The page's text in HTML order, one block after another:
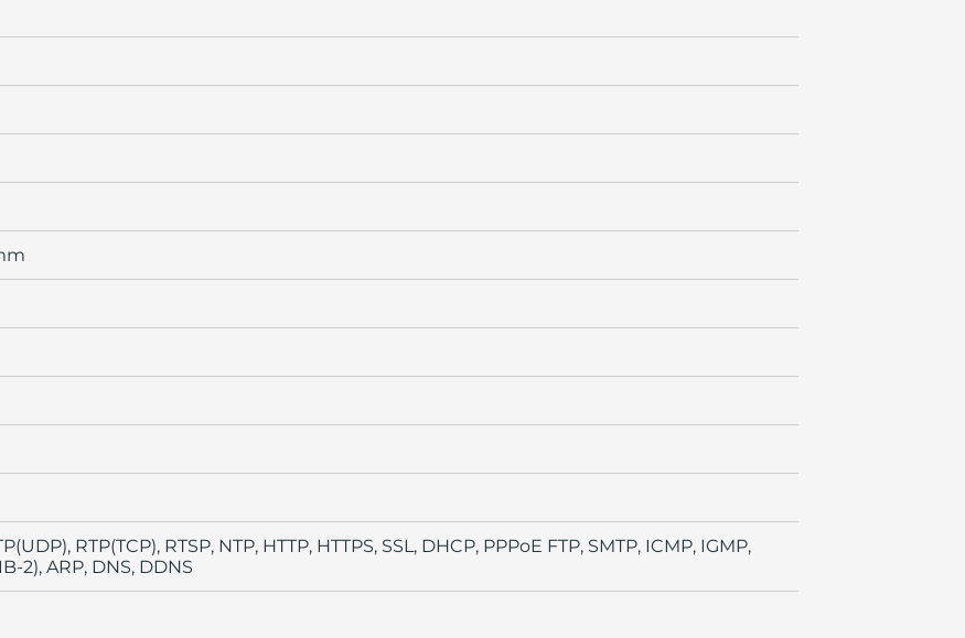
RTP(TCP), RTSP, NTP, HTTP, HTTPS, SSL, DHCP, PPPoE FTP, SMTP, ICMP, IGMP,
2), ARP, DNS, DDNS